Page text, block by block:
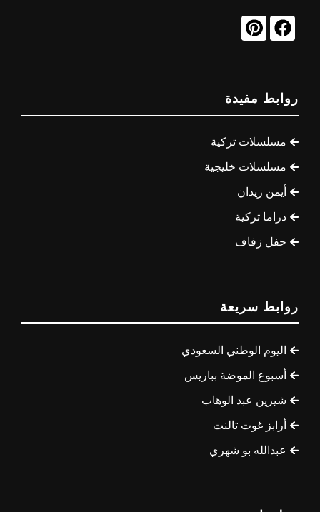
روابط مفيدة
مسلسلات تركية
مسلسلات خليجية
أيمن زيدان
دراما تركية
حفل زفاف
روابط سريعة
اليوم الوطني السعودي
أسبوع الموضة بباريس
شيرين عبد الوهاب
أرابز غوت تالنت
عبدالله بو شهري